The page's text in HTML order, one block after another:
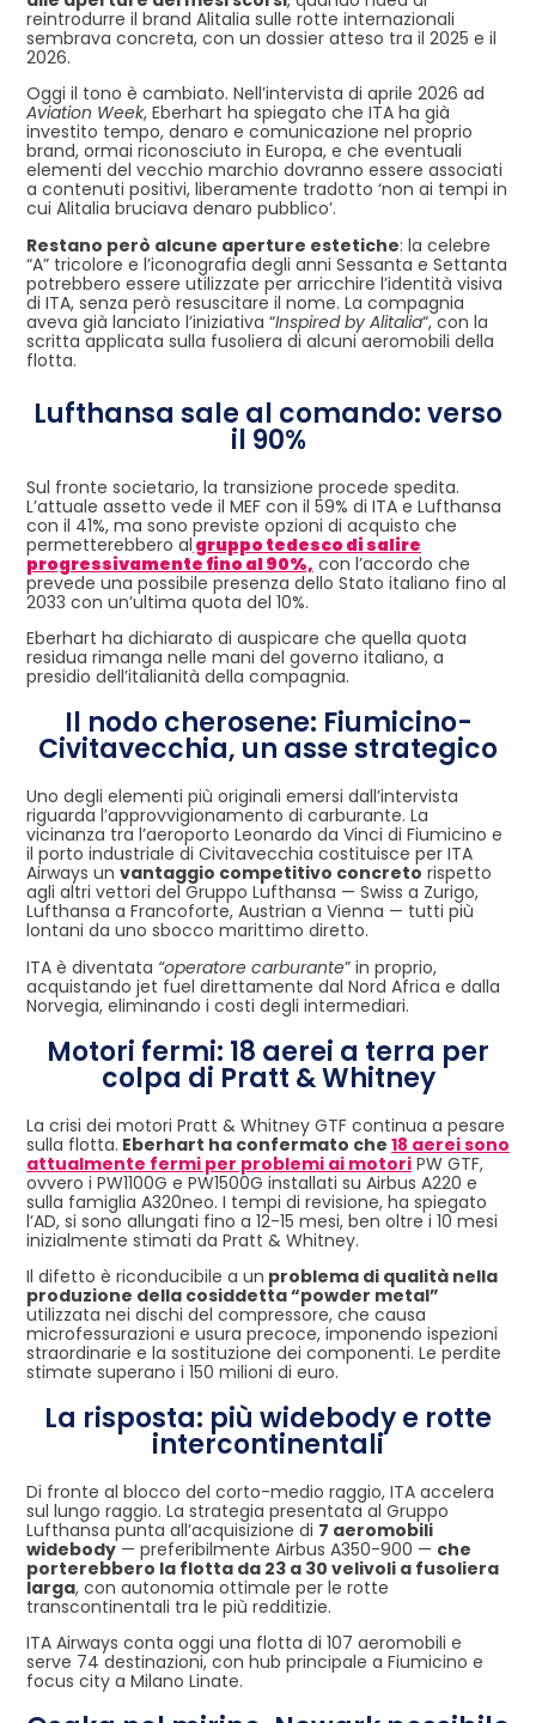
reintrodurre il brand Alitalia sulle rotte internazionali
sembrava concreta, con un dossier atteso tra il 2025 e il
2026.
Oggi il tono è cambiato. Nell’intervista di aprile 2026 ad
Aviation Week, Eberhart ha spiegato che ITA ha già
investito tempo, denaro e comunicazione nel proprio
brand, ormai riconosciuto in Europa, e che eventuali
elementi del vecchio marchio dovranno essere associati
a contenuti positivi, liberamente tradotto ‘non ai tempi in
cui Alitalia bruciava denaro pubblico’.
Restano però alcune aperture estetiche: la celebre
“A” tricolore e l’iconografia degli anni Sessanta e Settanta
potrebbero essere utilizzate per arricchire l’identità visiva
di ITA, senza però resuscitare il nome. La compagnia
aveva già lanciato l’iniziativa “Inspired by Alitalia“, con la
scritta applicata sulla fusoliera di alcuni aeromobili della
flotta.
Lufthansa sale al comando: verso
il 90%
Sul fronte societario, la transizione procede spedita.
L’attuale assetto vede il MEF con il 59% di ITA e Lufthansa
con il 41%, ma sono previste opzioni di acquisto che
permetterebbero algruppo tedesco di salire
progressivamente fino al 90%, con l’accordo che
prevede una possibile presenza dello Stato italiano fino al
2033 con un’ultima quota del 10%.
Eberhart ha dichiarato di auspicare che quella quota
residua rimanga nelle mani del governo italiano, a
presidio dell’italianità della compagnia.
Il nodo cherosene: Fiumicino-
Civitavecchia, un asse strategico
Uno degli elementi più originali emersi dall’intervista
riguarda l’approvvigionamento di carburante. La
vicinanza tra l’aeroporto Leonardo da Vinci di Fiumicino e
il porto industriale di Civitavecchia costituisce per ITA
Airways un vantaggio competitivo concreto rispetto
agli altri vettori del Gruppo Lufthansa — Swiss a Zurigo,
Lufthansa a Francoforte, Austrian a Vienna — tutti più
lontani da uno sbocco marittimo diretto.
ITA è diventata “operatore carburante” in proprio,
acquistando jet fuel direttamente dal Nord Africa e dalla
Norvegia, eliminando i costi degli intermediari.
Motori fermi: 18 aerei a terra per
colpa di Pratt & Whitney
La crisi dei motori Pratt & Whitney GTF continua a pesare
sulla flotta. Eberhart ha confermato che 18 aerei sono
attualmente fermi per problemi ai motori PW GTF,
ovvero i PW1100G e PW1500G installati su Airbus A220 e
sulla famiglia A320neo. I tempi di revisione, ha spiegato
l’AD, si sono allungati fino a 12-15 mesi, ben oltre i 10 mesi
inizialmente stimati da Pratt & Whitney.
Il difetto è riconducibile a un problema di qualità nella
produzione della cosiddetta “powder metal”
utilizzata nei dischi del compressore, che causa
microfessurazioni e usura precoce, imponendo ispezioni
straordinarie e la sostituzione dei componenti. Le perdite
stimate superano i 150 milioni di euro.
La risposta: più widebody e rotte
intercontinentali
Di fronte al blocco del corto-medio raggio, ITA accelera
sul lungo raggio. La strategia presentata al Gruppo
Lufthansa punta all’acquisizione di 7 aeromobili
widebody — preferibilmente Airbus A350-900 — che
porterebbero la flotta da 23 a 30 velivoli a fusoliera
larga, con autonomia ottimale per le rotte
transcontinentali tra le più redditizie.
ITA Airways conta oggi una flotta di 107 aeromobili e
serve 74 destinazioni, con hub principale a Fiumicino e
focus city a Milano Linate.